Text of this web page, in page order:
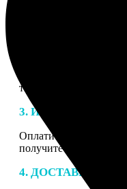
специалисты могут
телефону или email для
3. ИЗГОТОВЛЕНИЕ
Оплатите заказ
получите
4. ДОСТАВКА И